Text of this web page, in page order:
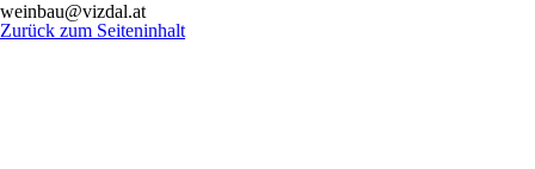
weinbau@vizdal.at
Zurück zum Seiteninhalt